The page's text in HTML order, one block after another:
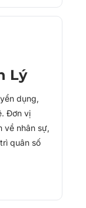
Lý
dụng,
Đơn vị
về nhân sự,
quân số